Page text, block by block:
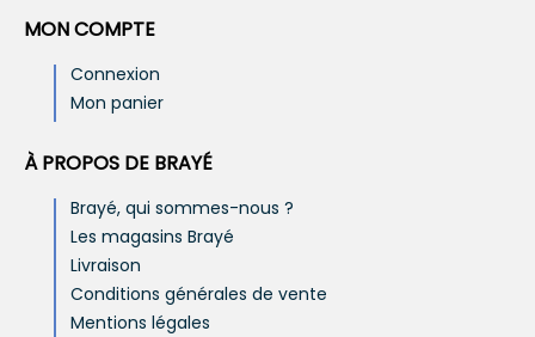
MON COMPTE
Connexion
Mon panier
À PROPOS DE BRAYÉ
Brayé, qui sommes-nous ?
Les magasins Brayé
Livraison
Conditions générales de vente
Mentions légales